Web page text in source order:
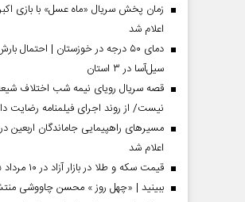
زمان پخش سریال «ماه عسل» با بازی
اعلام شد
دمای ۵۰ درجه در خوزستان | احتمال
سیل‌آسا در ۳ استان
قصه سریال رویای نیمه شب اختلاف
نیست/ از روند اجرای فیلمنامه رضایت
مسیر‌های راهپیمایی جاماندگان اربعین در
اعلام شد
قیمت سکه و طلا در بازار آزاد در ۱۰ مرداد ۱۴۰۵
ببینید | «چهل روز » محسن چاووشی